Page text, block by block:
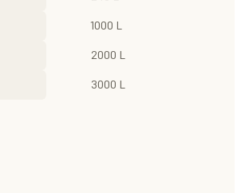
1000 L
2000 L
3000 L